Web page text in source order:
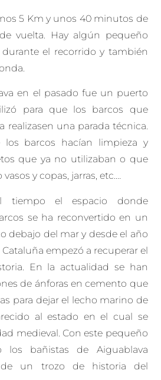
5 Km y unos 40 minutos de
vuelta. Hay algún pequeño
durante el recorrido y también
en el pasado fue un puerto
para que los barcos que
realizasen una parada técnica.
barcos hacían limpieza y
que ya no utilizaban o que
y copas, jarras, etc.…
tiempo el espacio donde
se ha reconvertido en un
debajo del mar y desde el año
empezó a recuperar el
En la actualidad se han
de ánforas en cemento que
para dejar el lecho marino de
al estado en el cual se
medieval. Con este pequeño
los bañistas de Aiguablava
un trozo de historia del